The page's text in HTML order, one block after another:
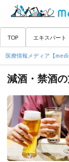
TOP エキスパート
医療情報メディア【
減酒・禁酒